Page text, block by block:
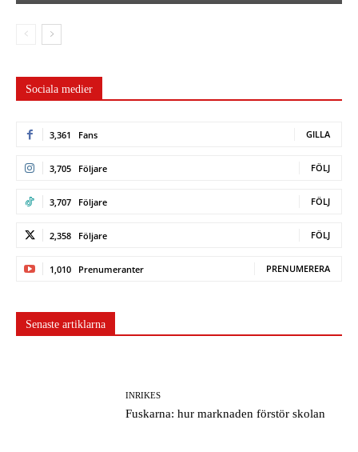
Sociala medier
3,361 Fans GILLA
3,705 Följare FÖLJ
3,707 Följare FÖLJ
2,358 Följare FÖLJ
1,010 Prenumeranter PRENUMERERA
Senaste artiklarna
INRIKES
Fuskarna: hur marknaden förstör skolan